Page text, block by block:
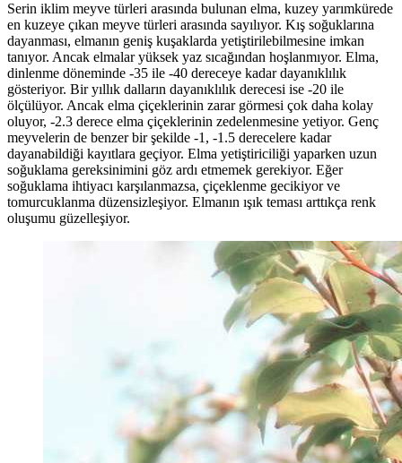
Serin iklim meyve türleri arasında bulunan elma, kuzey yarımkürede
en kuzeye çıkan meyve türleri arasında sayılıyor. Kış soğuklarına
dayanması, elmanın geniş kuşaklarda yetiştirilebilmesine imkan
tanıyor. Ancak elmalar yüksek yaz sıcağından hoşlanmıyor. Elma,
dinlenme döneminde -35 ile -40 dereceye kadar dayanıklılık
gösteriyor. Bir yıllık dalların dayanıklılık derecesi ise -20 ile
ölçülüyor. Ancak elma çiçeklerinin zarar görmesi çok daha kolay
oluyor, -2.3 derece elma çiçeklerinin zedelenmesine yetiyor. Genç
meyvelerin de benzer bir şekilde -1, -1.5 derecelere kadar
dayanabildiği kayıtlara geçiyor. Elma yetiştiriciliği yaparken uzun
soğuklama gereksinimini göz ardı etmemek gerekiyor. Eğer
soğuklama ihtiyacı karşılanmazsa, çiçeklenme gecikiyor ve
tomurcuklanma düzensizleşiyor. Elmanın ışık teması arttıkça renk
oluşumu güzelleşiyor.